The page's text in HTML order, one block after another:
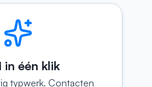
in één klik
typwerk. Contacten